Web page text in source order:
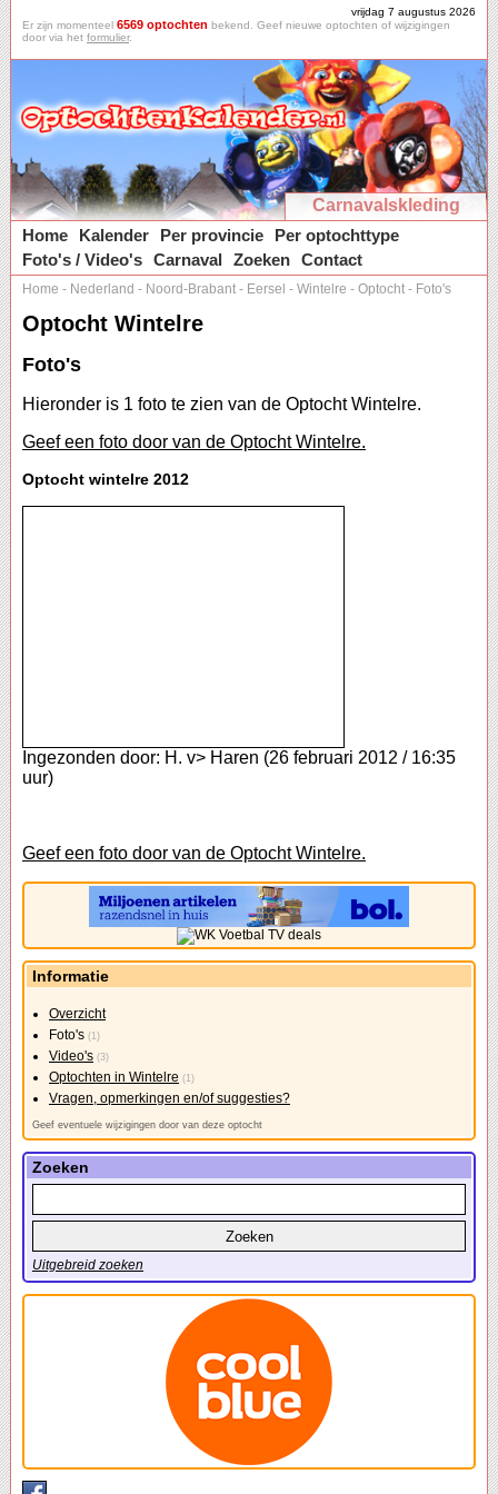
vrijdag 7 augustus 2026
Er zijn momenteel 6569 optochten bekend. Geef nieuwe optochten of wijzigingen
door via het formulier.
Carnavalskleding
Home
Kalender Per provincie
Per optochttype
Foto's / Video's Carnaval Zoeken Contact
Home - Nederland - Noord-Brabant - Eersel - Wintelre - Optocht - Foto's
Optocht Wintelre
Foto's
Hieronder is 1 foto te zien van de Optocht Wintelre.
Geef een foto door van de Optocht Wintelre.
Optocht wintelre 2012
Ingezonden door: H. v> Haren (26 februari 2012 / 16:35
uur)
Geef een foto door van de Optocht Wintelre.
Informatie
Overzicht
Foto's (1)
Video's (3)
Optochten in Wintelre (1)
Vragen, opmerkingen en/of suggesties?
Geef eventuele wijzigingen door van deze optocht
Zoeken
Uitgebreid zoeken